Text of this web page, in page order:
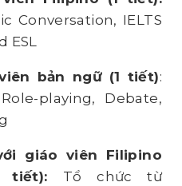
Conversation, IELTS
ESL
bản ngữ (1 tiết):
playing, Debate,
giáo viên Filipino
tiết): Tổ chức từ